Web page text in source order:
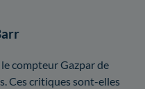
compteur Gazpar de
Ces critiques sont-elles